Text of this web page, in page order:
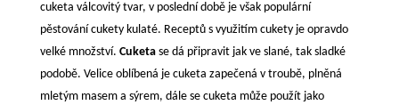
cuketa válcovitý tvar, v poslední době je však populární
pěstování cukety kulaté. Receptů s využitím cukety je opravdo
velké množství. Cuketase dá připravit jak ve slané, tak sladké
podobě. Velice oblíbená je cuketa zapečená v troubě, plněná
mletým masem a sýrem, dále se cuketa může použít jako